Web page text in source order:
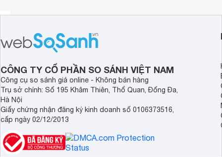
CÔNG TY CỔ PHẦN SO SÁNH VIỆT NAM
Công cụ so sánh giá online - Không bán hàng
Trụ sở chính: Số 195 Khâm Thiên, Thổ Quan, Đống Đa,
Hà Nội
Giấy chứng nhận đăng ký kinh doanh số 0106373516,
cấp ngày 02/12/2013